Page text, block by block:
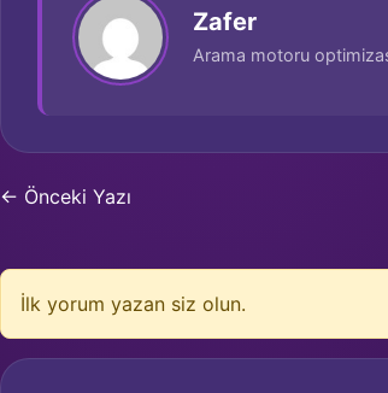
Zafer
Arama motoru
← Önceki Yazı
İlk yorum yazan siz olun.